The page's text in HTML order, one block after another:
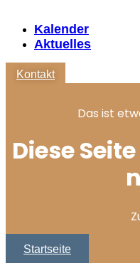
Kalender
Aktuelles
Kontakt
Das ist
Diese
Startseite